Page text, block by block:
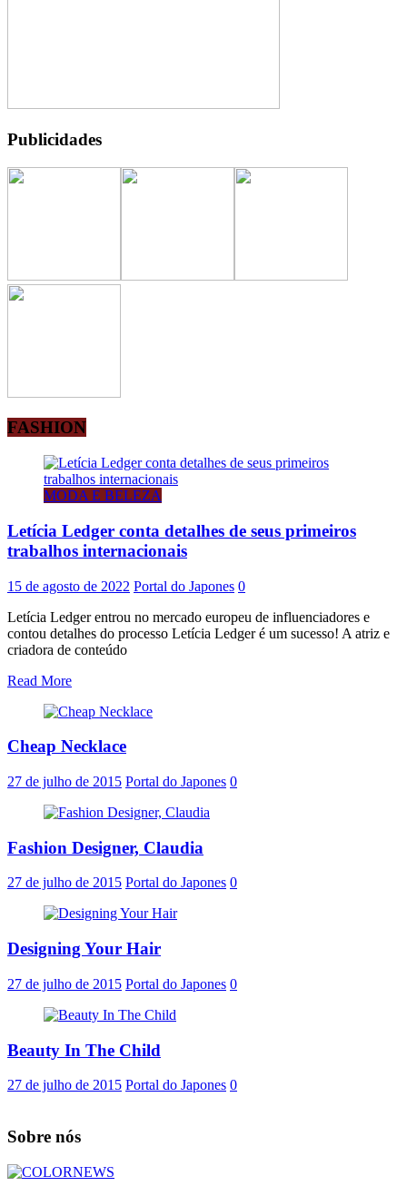
Publicidades
FASHION
MODA E BELEZA
Letícia Ledger conta detalhes de seus primeiros
trabalhos internacionais
15 de agosto de 2022 Portal do Japones 0
Letícia Ledger entrou no mercado europeu de influenciadores e
contou detalhes do processo Letícia Ledger é um sucesso! A atriz e
criadora de conteúdo
Read More
Cheap Necklace
27 de julho de 2015 Portal do Japones 0
Fashion Designer, Claudia
27 de julho de 2015 Portal do Japones 0
Designing Your Hair
27 de julho de 2015 Portal do Japones 0
Beauty In The Child
27 de julho de 2015 Portal do Japones 0
Sobre nós